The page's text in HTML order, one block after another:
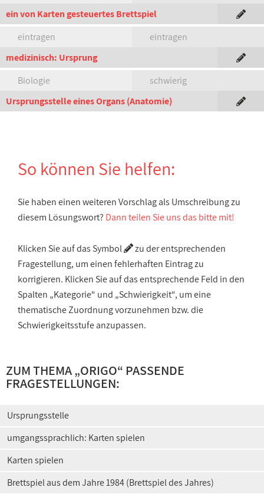
ein von Karten gesteuertes Brettspiel
eintragen
eintragen
medizinisch: Ursprung
Biologie
schwierig
Ursprungsstelle eines Organs (Anatomie)
So können Sie helfen:
Sie haben einen weiteren Vorschlag als Umschreibung zu
diesem Lösungswort? Dann teilen Sie uns das bitte mit!
Klicken Sie auf das Symbol
zu der entsprechenden
Fragestellung, um einen fehlerhaften Eintrag zu
korrigieren. Klicken Sie auf das entsprechende Feld in den
Spalten „Kategorie“ und „Schwierigkeit“, um eine
thematische Zuordnung vorzunehmen bzw. die
Schwierigkeitsstufe anzupassen.
ZUM THEMA „ORIGO“ PASSENDE
FRAGESTELLUNGEN:
Ursprungsstelle
umgangssprachlich: Karten spielen
Karten spielen
Brettspiel aus dem Jahre 1984 (Brettspiel des Jahres)